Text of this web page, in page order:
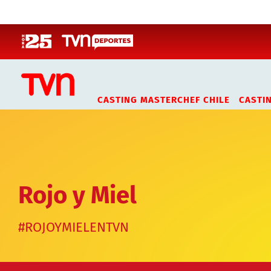
CASTING MASTERCHEF CHILE
Rojo y Miel
#ROJOYMIELENTVN